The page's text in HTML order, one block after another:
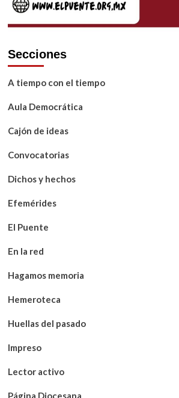
Secciones
A tiempo con el tiempo
Aula Democrática
Cajón de ideas
Convocatorias
Dichos y hechos
Efemérides
El Puente
En la red
Hagamos memoria
Hemeroteca
Huellas del pasado
Impreso
Lector activo
Página Diocesana